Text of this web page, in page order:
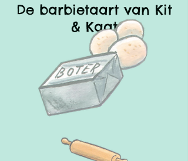
De barbietaart van Kit
& Kaat